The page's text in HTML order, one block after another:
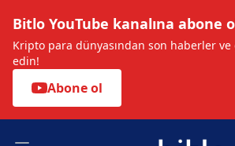
Bitlo YouTube kanalına abone
Kripto para dünyasından son haberler
edin!
Abone ol